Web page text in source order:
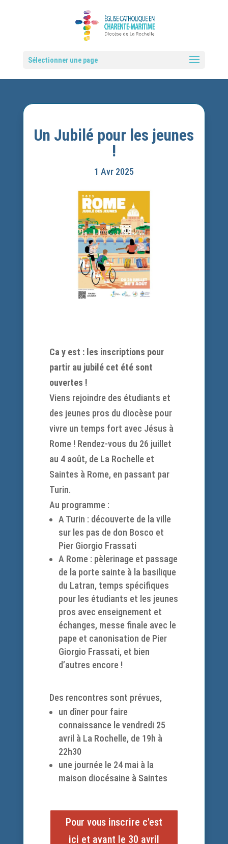
Sélectionner une page
Un Jubilé pour les jeunes
!
1 Avr 2025
Ca y est : les inscriptions pour
partir au jubilé cet été sont
ouvertes !
Viens rejoindre des étudiants et
des jeunes pros du diocèse pour
vivre un temps fort avec Jésus à
Rome ! Rendez-vous du 26 juillet
au 4 août, de La Rochelle et
Saintes à Rome, en passant par
Turin.
Au programme :
A Turin : découverte de la ville
sur les pas de don Bosco et
Pier Giorgio Frassati
A Rome : pèlerinage et passage
de la porte sainte à la basilique
du Latran, temps spécifiques
pour les étudiants et les jeunes
pros avec enseignement et
échanges, messe finale avec le
pape et canonisation de Pier
Giorgio Frassati, et bien
d’autres encore !
Des rencontres sont prévues,
un dîner pour faire
connaissance le vendredi 25
avril à La Rochelle, de 19h à
22h30
une journée le 24 mai à la
maison diocésaine à Saintes
Pour vous inscrire c'est
ici et avant le 30 avril